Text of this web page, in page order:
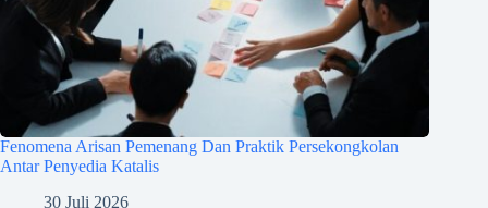
Fenomena Arisan Pemenang Dan Praktik Persekongkolan
Antar Penyedia Katalis
30 Juli 2026